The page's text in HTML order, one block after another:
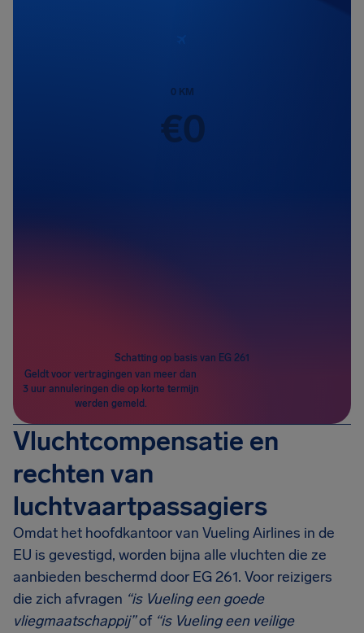
0KM
€0
Schatting op basis van EG 261
Geldt voor vertragingen van meer dan
3 uur annuleringen die op korte termijn
werden gemeld.
Vluchtcompensatie en
rechten van
luchtvaartpassagiers
Omdat het hoofdkantoor van Vueling Airlines in de
EU is gevestigd, worden bijna alle vluchten die ze
aanbieden beschermd door EG 261. Voor reizigers
die zich afvragen “is Vueling een goede
vliegmaatschappij”of “is Vueling een veilige